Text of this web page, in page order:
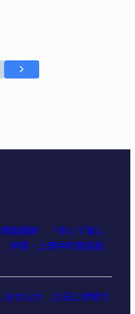
製風鈴 「歩いて楽し
伊賀・上野中町商店街
ませんか 22日に伊賀で